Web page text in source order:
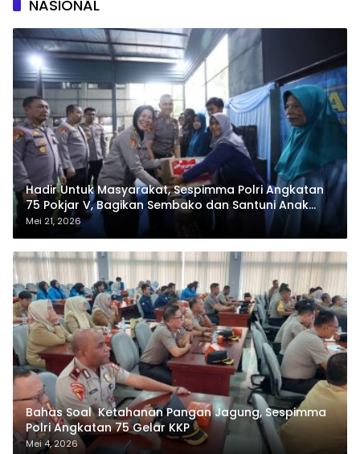
NASIONAL
Hadir Untuk Masyarakat, Sespimma Polri Angkatan
75 Pokjar V, Bagikan Sembako dan Santuni Anak
Yatim
Mei 21, 2026
Bahas Soal Ketahanan Pangan Jagung, Sespimma
Polri Angkatan 75 Gelar KKP
Mei 4, 2026